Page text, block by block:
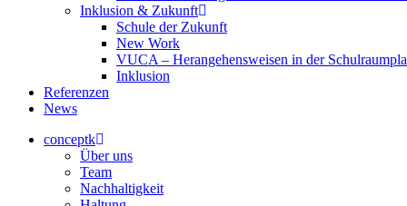
Inklusion & Zukunft
Schule der Zukunft
New Work
VUCA – Herangehensweisen in der
Inklusion
Referenzen
News
conceptk
Über uns
Team
Nachhaltigkeit